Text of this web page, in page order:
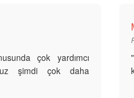
çok yardımcı
şimdi çok daha